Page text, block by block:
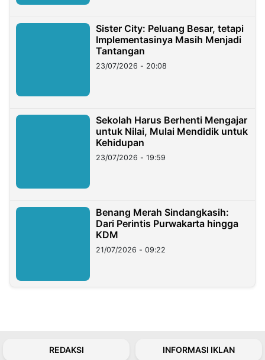
Sister City: Peluang Besar, tetapi
Implementasinya Masih Menjadi
Tantangan
23/07/2026 - 20:08
Sekolah Harus Berhenti Mengajar
untuk Nilai, Mulai Mendidik untuk
Kehidupan
23/07/2026 - 19:59
Benang Merah Sindangkasih:
Dari Perintis Purwakarta hingga
KDM
21/07/2026 - 09:22
REDAKSI INFORMASI IKLAN